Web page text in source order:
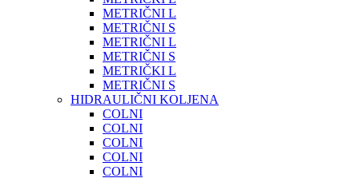
METRIČNI L
METRIČNI S
METRIČNI L
METRIČNI S
METRIČKI L
METRIČNI S
HIDRAULIČNI KOLJENA
COLNI
COLNI
COLNI
COLNI
COLNI